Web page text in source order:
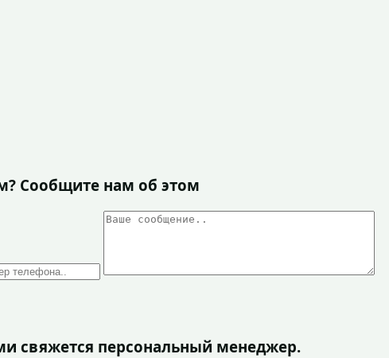
Сообщите нам об этом
свяжется персональный менеджер.